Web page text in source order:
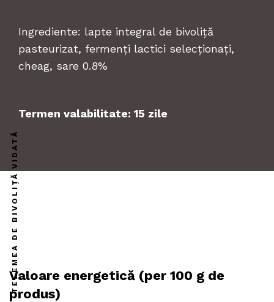
Ingrediente: lapte integral de bivoliță
pasteurizat, fermenți lactici selecționați,
cheag, sare 0.8%
Termen valabilitate: 15 zile
TELEMEA DE BIVOLIȚĂ VIDATĂ
Valoare energetică (per 100 g de
produs)